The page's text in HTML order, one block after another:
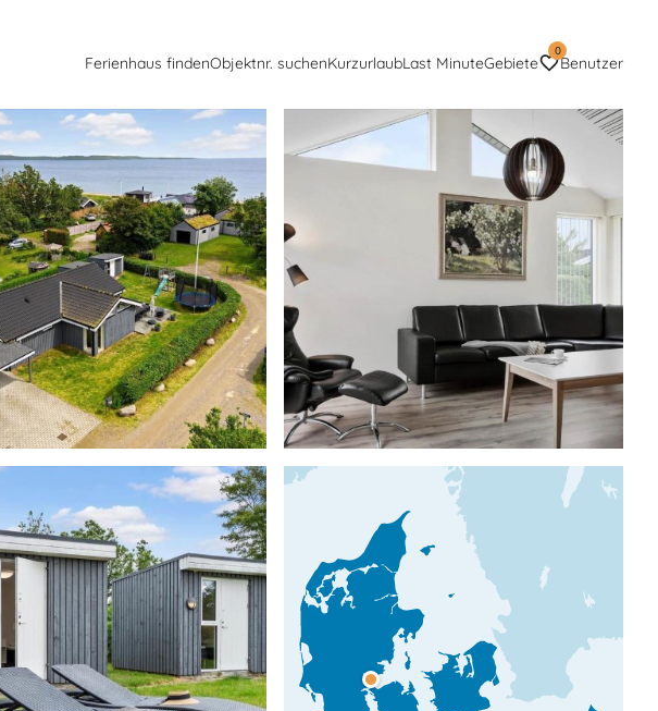
Ferienhaus findenObjektnr. suchenKurzurlaubLast MinuteGebiete
0
Benutzer